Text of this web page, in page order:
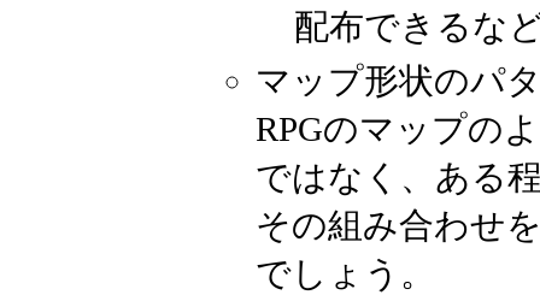
配布できるな
マップ形状のパ
RPGのマップの
ではなく、ある
その組み合わせ
でしょう。